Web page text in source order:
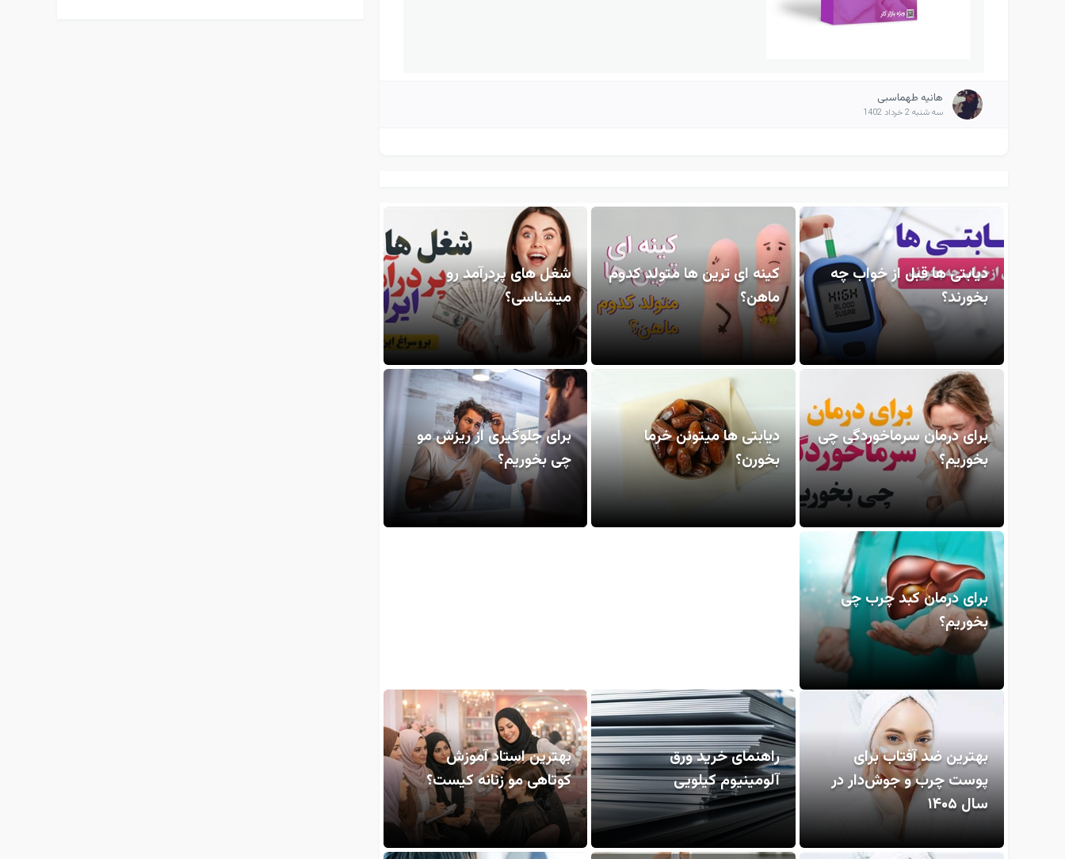
هانیه طهماسبی
سه شنبه 2 خرداد 1402
دیابتی ها قبل از خواب چه
بخورند؟
کینه ای ترین ها متولد کدوم
ماهن؟
شغل های پردرآمد رو
میشناسی؟
برای درمان سرماخوردگی چی
بخوریم؟
دیابتی ها میتونن خرما
بخورن؟
برای جلوگیری از ریزش مو
چی بخوریم؟
برای درمان کبد چرب چی
بخوریم؟
بهترین ضد آفتاب برای
پوست چرب و جوش‌دار در
سال ۱۴۰۵
راهنمای خرید ورق
آلومینیوم کیلویی
بهترین استاد آموزش
کوتاهی مو زنانه کیست؟